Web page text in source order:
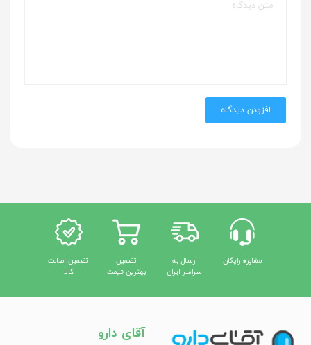
افزودن دیدگاه
مشاوره رایگان
ارسال به
سراسر ایران
تضمین
بهترین قیمت
تضمین اصالت
کالا
آقای دارو